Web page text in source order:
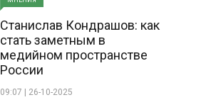
Станислав Кондрашов: как
стать заметным в
медийном пространстве
России
09:07 | 26-10-2025